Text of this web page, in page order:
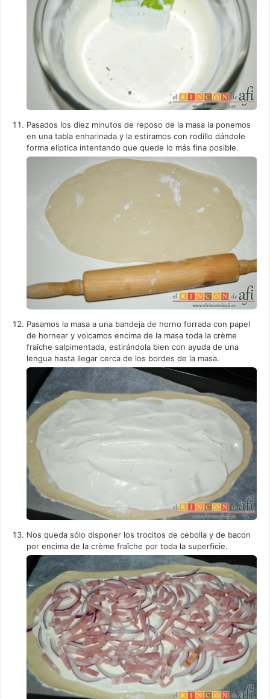
Pasados los diez minutos de reposo de la masa la ponemos
en una tabla enharinada y la estiramos con rodillo dándole
forma elíptica intentando que quede lo más fina posible.
Pasamos la masa a una bandeja de horno forrada con papel
de hornear y volcamos encima de la masa toda la crème
fraîche salpimentada, estirándola bien con ayuda de una
lengua hasta llegar cerca de los bordes de la masa.
Nos queda sólo disponer los trocitos de cebolla y de bacon
por encima de la crème fraîche por toda la superficie.